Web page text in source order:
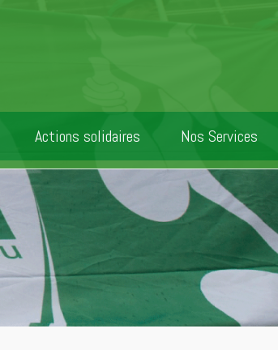
Actions solidaires Nos Services